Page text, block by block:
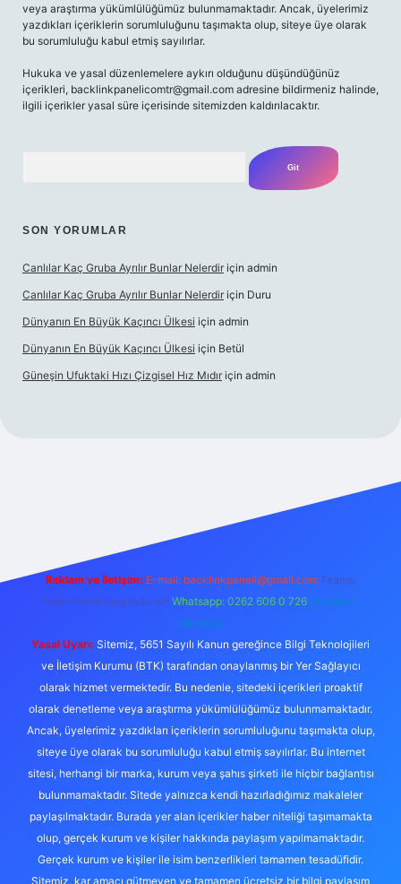
veya araştırma yükümlülüğümüz bulunmamaktadır. Ancak, üyelerimiz
yazdıkları içeriklerin sorumluluğunu taşımakta olup, siteye üye olarak
bu sorumluluğu kabul etmiş sayılırlar.
Hukuka ve yasal düzenlemelere aykırı olduğunu düşündüğünüz
içerikleri, backlinkpanelicomtr@gmail.com adresine bildirmeniz halinde,
ilgili içerikler yasal süre içerisinde sitemizden kaldırılacaktır.
SON YORUMLAR
Canlılar Kaç Gruba Ayrılır Bunlar Nelerdir için admin
Canlılar Kaç Gruba Ayrılır Bunlar Nelerdir için Duru
Dünyanın En Büyük Kaçıncı Ülkesi için admin
Dünyanın En Büyük Kaçıncı Ülkesi için Betül
Güneşin Ufuktaki Hızı Çizgisel Hız Mıdır için admin
Reklam ve İletişim: E-mail: backlinkpaneli@gmail.com Teams:
forumhizmeti@gmail.com Whatsapp: 0262 606 0 726 Telegram:
@karabul
Yasal Uyarı: Sitemiz, 5651 Sayılı Kanun gereğince Bilgi Teknolojileri
ve İletişim Kurumu (BTK) tarafından onaylanmış bir Yer Sağlayıcı
olarak hizmet vermektedir. Bu nedenle, sitedeki içerikleri proaktif
olarak denetleme veya araştırma yükümlülüğümüz bulunmamaktadır.
Ancak, üyelerimiz yazdıkları içeriklerin sorumluluğunu taşımakta olup,
siteye üye olarak bu sorumluluğu kabul etmiş sayılırlar. Bu internet
sitesi, herhangi bir marka, kurum veya şahıs şirketi ile hiçbir bağlantısı
bulunmamaktadır. Sitede yalnızca kendi hazırladığımız makaleler
paylaşılmaktadır. Burada yer alan içerikler haber niteliği taşımamakta
olup, gerçek kurum ve kişiler hakkında paylaşım yapılmamaktadır.
Gerçek kurum ve kişiler ile isim benzerlikleri tamamen tesadüfidir.
Sitemiz, kar amacı gütmeyen ve tamamen ücretsiz bir bilgi paylaşım